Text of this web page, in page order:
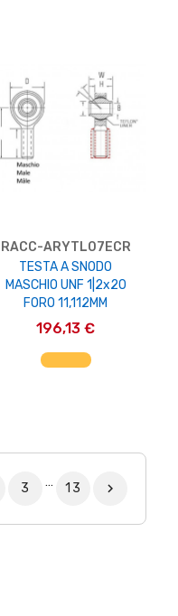
RACC-ARYTL07ECR
TESTA A SNODO
MASCHIO UNF 1|2x20
FORO 11,112MM
196,13 €
AGGIUNGI AL CARRELLO
3 … 13 